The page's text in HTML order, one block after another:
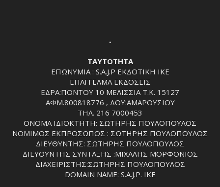
.
ΤΑΥΤΟΤΗΤΑ
ΕΠΩΝΥΜΙΑ : S.A.J.P ΕΚΔΟΤΙΚΗ ΙΚΕ
ΕΠΑΓΓΕΛΜΑ ΕΚΔΟΣΕΙΣ
ΕΔΡΑ:ΠΟΝΤΟΥ 10 ΜΕΛΙΣΣΙΑ Τ.Κ. 15127
ΑΦΜ.800818776 , ΔΟΥ:ΑΜΑΡΟΥΣΙΟΥ
ΤΗΛ. 216 7000453
ΟΝΟΜΑ ΙΔΙΟΚΤΗΤΗ: ΣΩΤΗΡΗΣ ΠΟΥΛΟΠΟΥΛΟΣ
ΝΟΜΙΜΟΣ ΕΚΠΡΟΣΩΠΟΣ : ΣΩΤΗΡΗΣ ΠΟΥΛΟΠΟΥΛΟΣ
ΔΙΕΥΘΥΝΤΗΣ: ΣΩΤΗΡΗΣ ΠΟΥΛΟΠΟΥΛΟΣ
ΔΙΕΥΘΥΝΤΗΣ ΣΥΝΤΑΞΗΣ :ΜΙΧΑΛΗΣ ΜΟΡΦΟΝΙΟΣ
ΔΙΑΧΕΙΡΙΣΤΗΣ:ΣΩΤΗΡΗΣ ΠΟΥΛΟΠΟΥΛΟΣ
DOMAIN NAME: S.A.J.P. IKE